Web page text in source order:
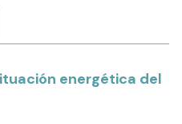
energética del